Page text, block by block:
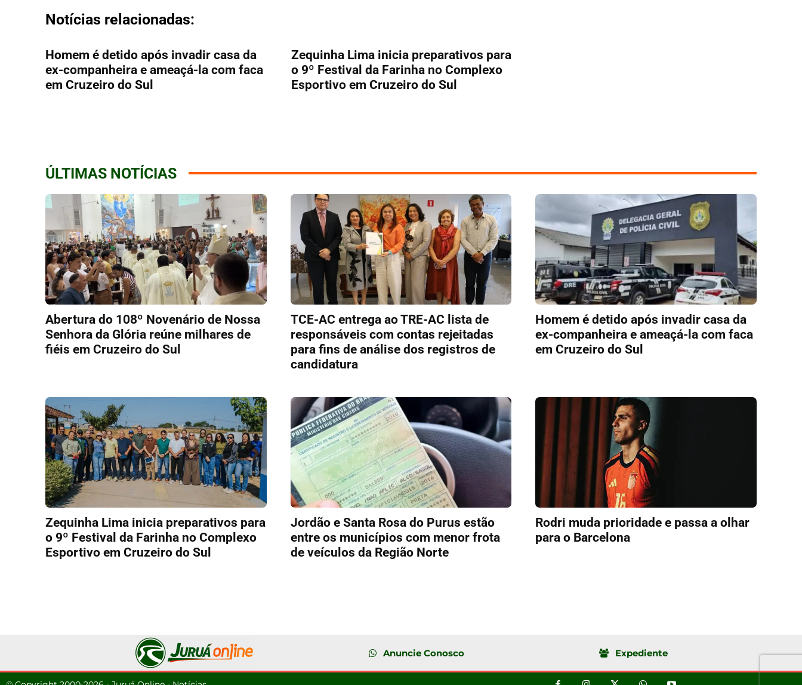
Notícias relacionadas:
Homem é detido após invadir casa da
ex-companheira e ameaçá-la com faca
em Cruzeiro do Sul
Zequinha Lima inicia preparativos para
o 9º Festival da Farinha no Complexo
Esportivo em Cruzeiro do Sul
ÚLTIMAS NOTÍCIAS
Abertura do 108º Novenário de Nossa
Senhora da Glória reúne milhares de
fiéis em Cruzeiro do Sul
TCE-AC entrega ao TRE-AC lista de
responsáveis com contas rejeitadas
para fins de análise dos registros de
candidatura
Homem é detido após invadir casa da
ex-companheira e ameaçá-la com faca
em Cruzeiro do Sul
Zequinha Lima inicia preparativos para
o 9º Festival da Farinha no Complexo
Esportivo em Cruzeiro do Sul
Jordão e Santa Rosa do Purus estão
entre os municípios com menor frota
de veículos da Região Norte
Rodri muda prioridade e passa a olhar
para o Barcelona
Anuncie Conosco Expediente